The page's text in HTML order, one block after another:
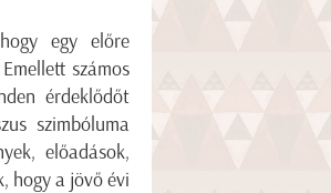
egy előre
számos
érdeklődőt
szimbóluma
előadások,
hogy a jövő évi